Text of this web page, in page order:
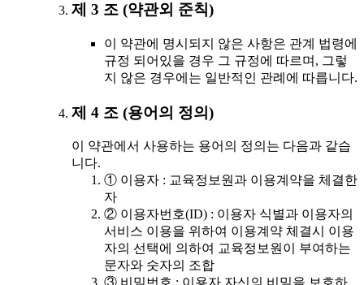
제 3 조 (약관외 준칙)
이 약관에 명시되지 않은 사항은 관계 법령에
규정 되어있을 경우 그 규정에 따르며, 그렇
지 않은 경우에는 일반적인 관례에 따릅니다.
제 4 조 (용어의 정의)
이 약관에서 사용하는 용어의 정의는 다음과 같습
니다.
① 이용자 : 교육정보원과 이용계약을 체결한
자
② 이용자번호(ID) : 이용자 식별과 이용자의
서비스 이용을 위하여 이용계약 체결시 이용
자의 선택에 의하여 교육정보원이 부여하는
문자와 숫자의 조합